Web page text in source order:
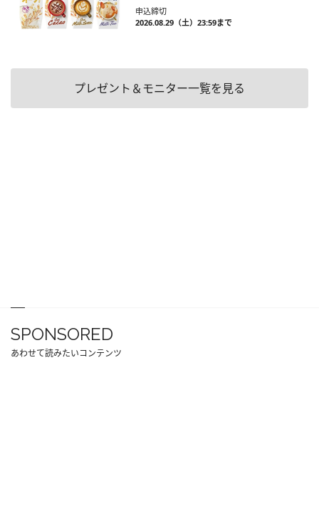
申込締切
2026.08.29（土）23:59まで
プレゼント＆モニター一覧を見る
SPONSORED
あわせて読みたいコンテンツ